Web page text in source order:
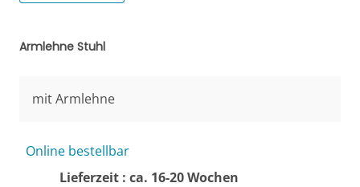
Armlehne Stuhl
mit Armlehne
Online bestellbar
Lieferzeit : ca. 16-20 Wochen